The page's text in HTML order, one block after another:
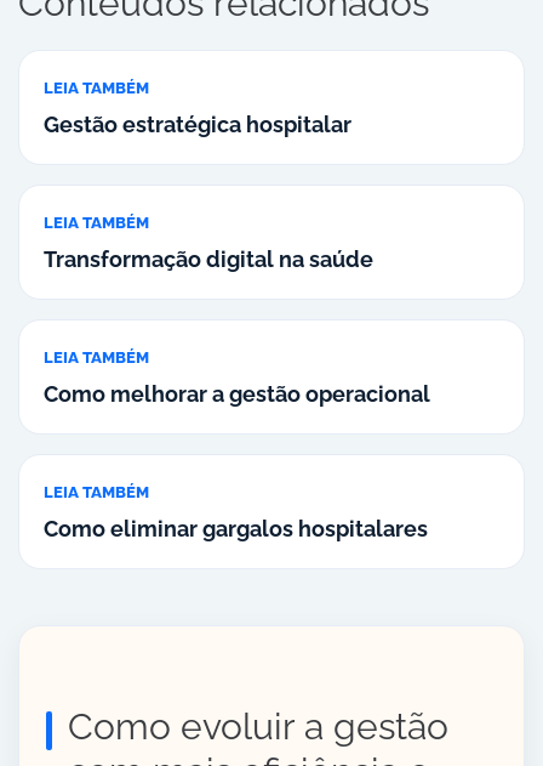
LEIA TAMBÉM
Gestão estratégica hospitalar
LEIA TAMBÉM
Transformação digital na saúde
LEIA TAMBÉM
Como melhorar a gestão operacional
LEIA TAMBÉM
Como eliminar gargalos hospitalares
Como evoluir a gestão